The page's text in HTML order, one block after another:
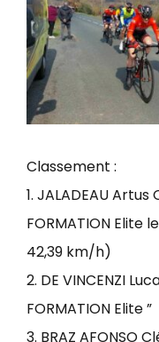
Classement :
1. JALADEAU Artus
FORMATION Elite
42,39 km/h)
2. DE VINCENZI
FORMATION Elite ”
3. BRAZ AFONSO